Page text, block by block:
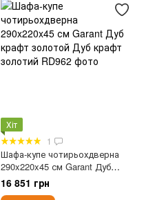
Хіт
1
Шафа-купе чотирьохдверна
290x220x45 см Garant Дуб
крафт золотой
16 851 грн